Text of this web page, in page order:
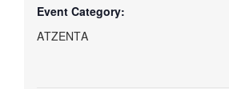
Event Category:
ΑΤΖΕΝΤΑ